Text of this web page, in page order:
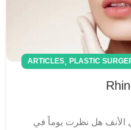
ARTICLES, PLASTIC
الأنف هل نظرت يوماً في